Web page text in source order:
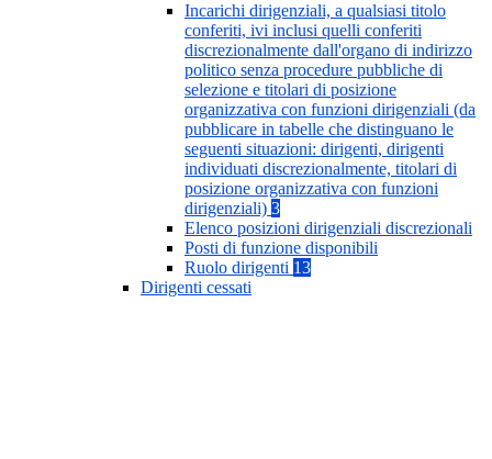
Incarichi dirigenziali, a qualsiasi titolo
conferiti, ivi inclusi quelli conferiti
discrezionalmente dall'organo di indirizzo
politico senza procedure pubbliche di
selezione e titolari di posizione
organizzativa con funzioni dirigenziali (da
pubblicare in tabelle che distinguano le
seguenti situazioni: dirigenti, dirigenti
individuati discrezionalmente, titolari di
posizione organizzativa con funzioni
dirigenziali) 3
Elenco posizioni dirigenziali discrezionali
Posti di funzione disponibili
Ruolo dirigenti 13
Dirigenti cessati